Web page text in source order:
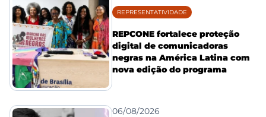
REPRESENTATIVIDADE
REPCONE fortalece proteção
digital de comunicadoras
negras na América Latina com
nova edição do programa
06/08/2026